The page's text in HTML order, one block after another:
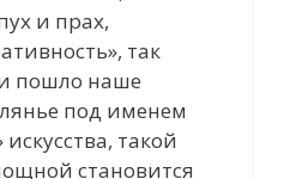
и прах,
так
пошло наше
под именем
такой
становится